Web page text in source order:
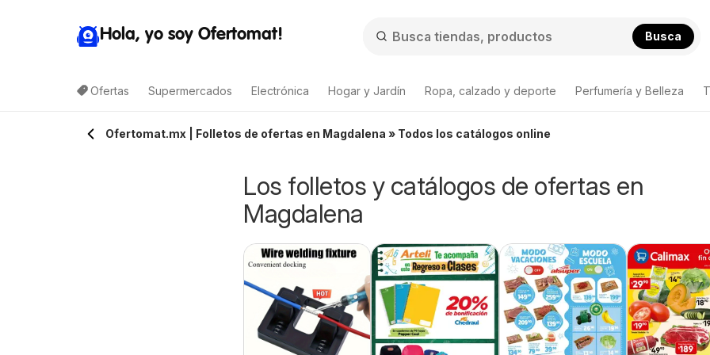
Hola, yo soy Ofertomat! Busca
Ofertas Supermercados Electrónica Hogar y Jardín Ropa, calzado y deporte Perfumería y Belleza
Ofertomat.mx | Folletos de ofertas en Magdalena » Todos los catálogos online
Los folletos y catálogos de ofertas en
Magdalena